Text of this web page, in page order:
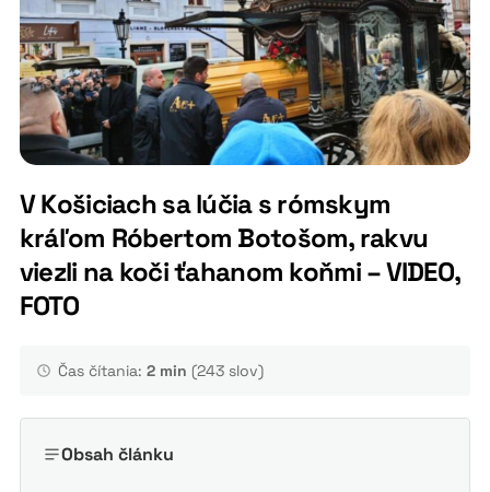
V Košiciach sa lúčia s rómskym
kráľom Róbertom Botošom, rakvu
viezli na koči ťahanom koňmi – VIDEO,
FOTO
Čas čítania: 2 min (243 slov)
Obsah článku